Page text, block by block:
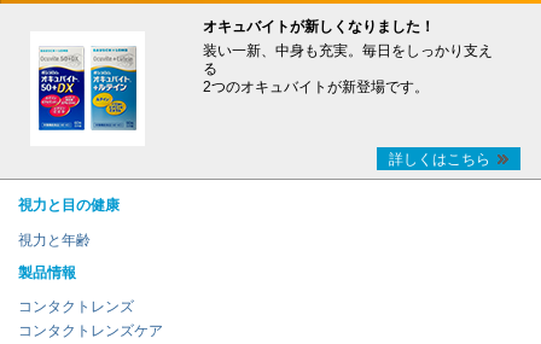
オキュバイトが新しくなりました！
装い一新、中身も充実。毎日をしっかり支え
る
2つのオキュバイトが新登場です。
詳しくはこちら
視力と目の健康
視力と年齢
製品情報
コンタクトレンズ
コンタクトレンズケア